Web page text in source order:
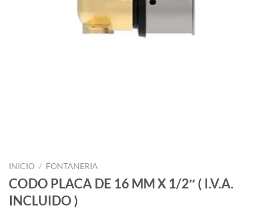
INICIO / FONTANERIA
CODO PLACA DE 16 MM X 1/2″ ( I.V.A.
INCLUIDO )